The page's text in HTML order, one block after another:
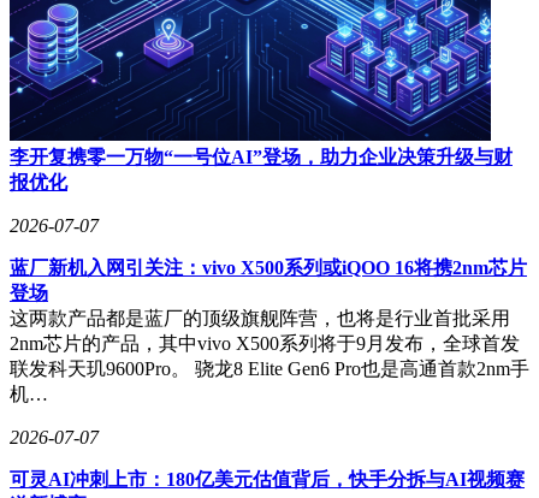
李开复携零一万物“一号位AI”登场，助力企业决策升级与财
报优化
2026-07-07
蓝厂新机入网引关注：vivo X500系列或iQOO 16将携2nm芯片
登场
这两款产品都是蓝厂的顶级旗舰阵营，也将是行业首批采用
2nm芯片的产品，其中vivo X500系列将于9月发布，全球首发
联发科天玑9600Pro。 骁龙8 Elite Gen6 Pro也是高通首款2nm手
机…
2026-07-07
可灵AI冲刺上市：180亿美元估值背后，快手分拆与AI视频赛